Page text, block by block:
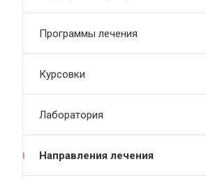
Программы лечения
Курсовки
Лаборатория
Направления лечения